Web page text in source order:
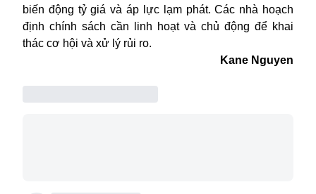
biến động tỷ giá và áp lực lạm phát. Các nhà hoạch
định chính sách cần linh hoạt và chủ động để khai
thác cơ hội và xử lý rủi ro.
Kane Nguyen